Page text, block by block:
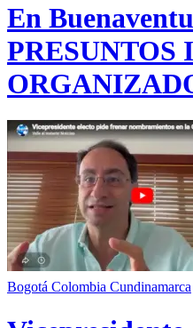
En
Bogotá Colombia Cundinamarca